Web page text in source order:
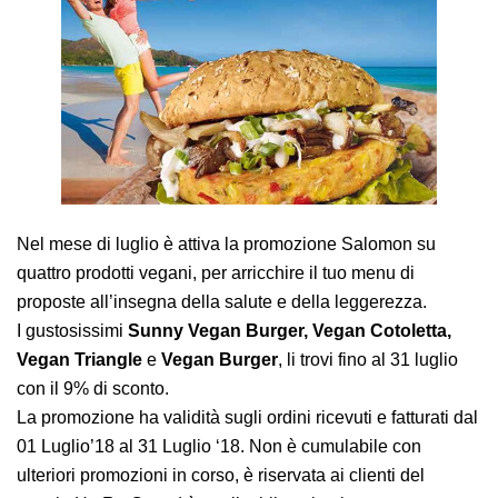
AREA AGENTI
Nel mese di luglio è attiva la promozione Salomon su
quattro prodotti vegani, per arricchire il tuo menu di
proposte all’insegna della salute e della leggerezza.
I gustosissimi Sunny Vegan Burger, Vegan Cotoletta,
Vegan Triangle e Vegan Burger, li trovi fino al 31 luglio
con il 9% di sconto.
La promozione ha validità sugli ordini ricevuti e fatturati dal
01 Luglio’18 al 31 Luglio ‘18. Non è cumulabile con
ulteriori promozioni in corso, è riservata ai clienti del